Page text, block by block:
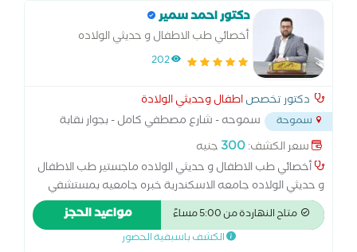
عالى التردد و مدى تأثيرها على الاطفال يعمل كمدرس بكلية
الطب بجامعه الشاطبي بالإسكندرية
دكتور احمد سمير
أخصائي طب الاطفال و حديثي الولاده
202
دكتور تخصصاطفال وحديثي الولادة
سموحة
سموحه - شارع مصطفي كامل - بجوار نقابة
اطفال اسكندرية...
سعر الكشف:300 جنيه
أخصائي طب الاطفال و حديثي الولاده ماجستير طب الاطفال
و حديثي الولاده جامعه الاسكندرية خبره جامعيه بمستشفي
الشاطبى جامعه الاسكندرية متابعة حالات الصفرا التكسيريه و
الفسيولوجية متابعه الاطفال المبتسرين ونموهم بشكل
طبيعي مشاكل الرضاعه الطبيعيه و حلها منابعة علامات تطور
متاح النهاردة من 5:00 مساءً مواعيد الحجز
الكشف باسبقية الحضور